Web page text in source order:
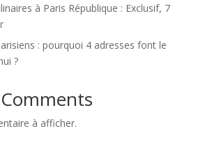
à Paris République : Exclusif, 7
: pourquoi 4 adresses font le
?
à afficher.